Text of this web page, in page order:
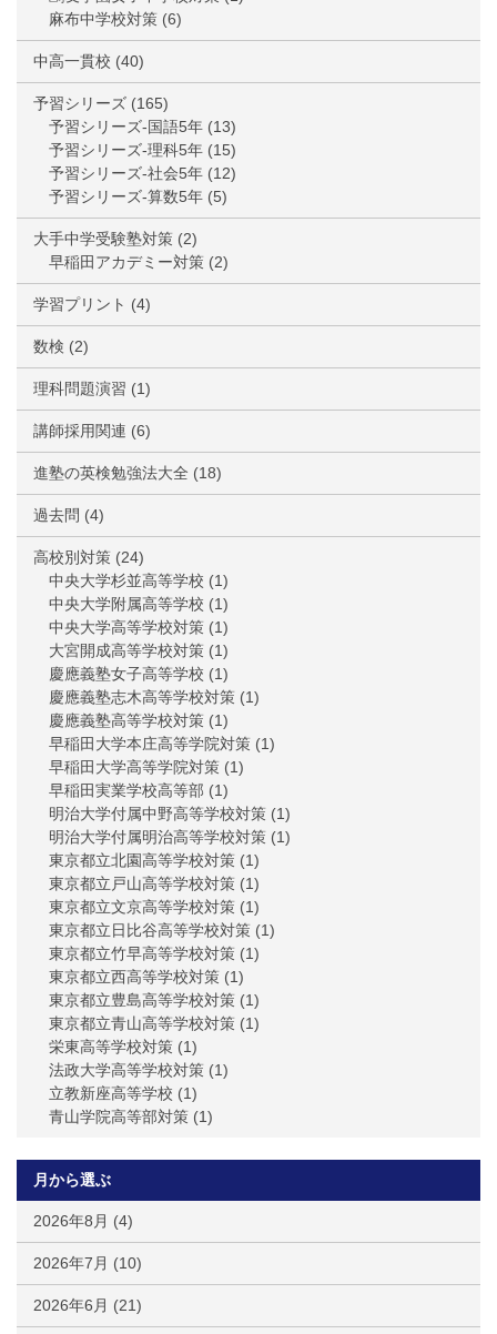
麻布中学校対策 (6)
中高一貫校 (40)
予習シリーズ (165)
予習シリーズ-国語5年 (13)
予習シリーズ-理科5年 (15)
予習シリーズ-社会5年 (12)
予習シリーズ-算数5年 (5)
大手中学受験塾対策 (2)
早稲田アカデミー対策 (2)
学習プリント (4)
数検 (2)
理科問題演習 (1)
講師採用関連 (6)
進塾の英検勉強法大全 (18)
過去問 (4)
高校別対策 (24)
中央大学杉並高等学校 (1)
中央大学附属高等学校 (1)
中央大学高等学校対策 (1)
大宮開成高等学校対策 (1)
慶應義塾女子高等学校 (1)
慶應義塾志木高等学校対策 (1)
慶應義塾高等学校対策 (1)
早稲田大学本庄高等学院対策 (1)
早稲田大学高等学院対策 (1)
早稲田実業学校高等部 (1)
明治大学付属中野高等学校対策 (1)
明治大学付属明治高等学校対策 (1)
東京都立北園高等学校対策 (1)
東京都立戸山高等学校対策 (1)
東京都立文京高等学校対策 (1)
東京都立日比谷高等学校対策 (1)
東京都立竹早高等学校対策 (1)
東京都立西高等学校対策 (1)
東京都立豊島高等学校対策 (1)
東京都立青山高等学校対策 (1)
栄東高等学校対策 (1)
法政大学高等学校対策 (1)
立教新座高等学校 (1)
青山学院高等部対策 (1)
月から選ぶ
2026年8月 (4)
2026年7月 (10)
2026年6月 (21)